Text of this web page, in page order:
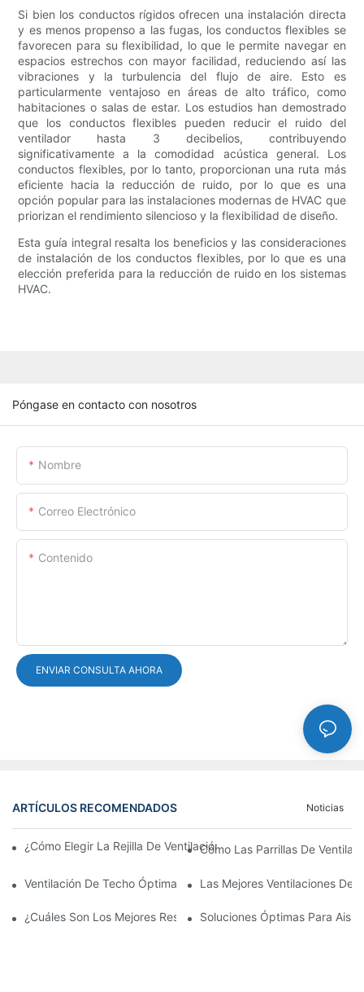
Si bien los conductos rígidos ofrecen una instalación directa
y es menos propenso a las fugas, los conductos flexibles se
favorecen para su flexibilidad, lo que le permite navegar en
espacios estrechos con mayor facilidad, reduciendo así las
vibraciones y la turbulencia del flujo de aire. Esto es
particularmente ventajoso en áreas de alto tráfico, como
habitaciones o salas de estar. Los estudios han demostrado
que los conductos flexibles pueden reducir el ruido del
ventilador hasta 3 decibelios, contribuyendo
significativamente a la comodidad acústica general. Los
conductos flexibles, por lo tanto, proporcionan una ruta más
eficiente hacia la reducción de ruido, por lo que es una
opción popular para las instalaciones modernas de HVAC que
priorizan el rendimiento silencioso y la flexibilidad de diseño.
Esta guía integral resalta los beneficios y las consideraciones
de instalación de los conductos flexibles, por lo que es una
elección preferida para la reducción de ruido en los sistemas
HVAC.
Póngase en contacto con nosotros
Nombre
Correo Electrónico
Contenido
ENVIAR CONSULTA AHORA
ARTÍCULOS RECOMENDADOS Noticias
¿Cómo Elegir La Rejilla De Ventilación De La Puerta De Aluminio
Cómo Las Parrillas De
Ventilación De Techo Óptima DuraderaLas Mejores Ventilaciones De
¿Cuáles Son Los Mejores Respiraderos De Techo Para La
Soluciones Óptimas Para